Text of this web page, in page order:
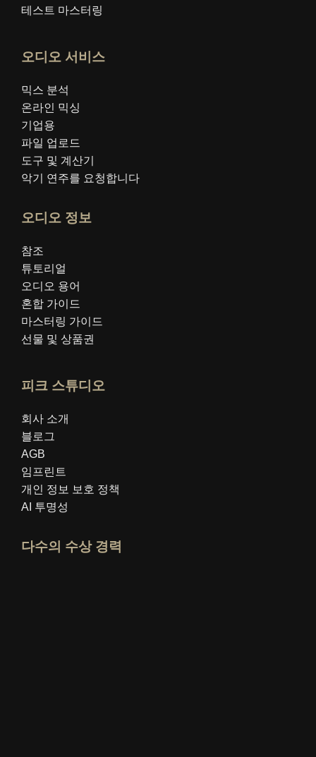
테스트 마스터링
오디오 서비스
믹스 분석
온라인 믹싱
기업용
파일 업로드
도구 및 계산기
악기 연주를 요청합니다
오디오 정보
참조
튜토리얼
오디오 용어
혼합 가이드
마스터링 가이드
선물 및 상품권
피크 스튜디오
회사 소개
블로그
AGB
임프린트
개인 정보 보호 정책
AI 투명성
다수의 수상 경력